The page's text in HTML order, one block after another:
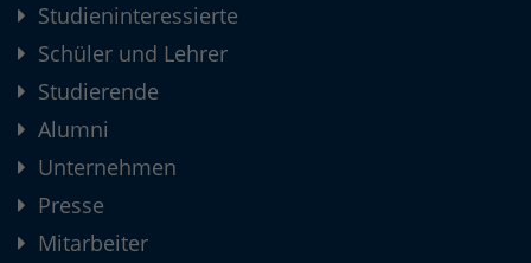
Studieninteressierte
Schüler und Lehrer
Studierende
Alumni
Unternehmen
Presse
Mitarbeiter